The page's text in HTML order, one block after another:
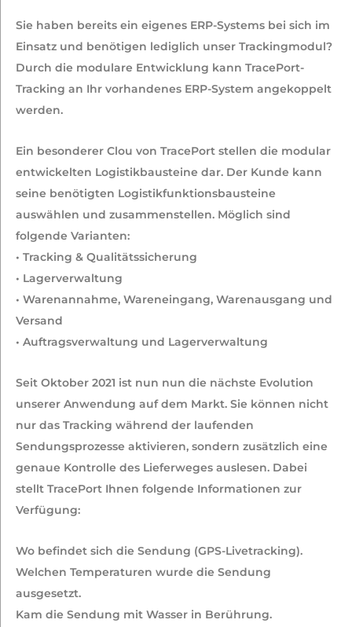
Sie haben bereits ein eigenes ERP-Systems bei sich im
Einsatz und benötigen lediglich unser Trackingmodul?
Durch die modulare Entwicklung kann TracePort-
Tracking an Ihr vorhandenes ERP-System angekoppelt
werden.
Ein besonderer Clou von TracePort stellen die modular
entwickelten Logistikbausteine dar. Der Kunde kann
seine benötigten Logistikfunktionsbausteine
auswählen und zusammenstellen. Möglich sind
folgende Varianten:
• Tracking & Qualitätssicherung
• Lagerverwaltung
• Warenannahme, Wareneingang, Warenausgang und
Versand
• Auftragsverwaltung und Lagerverwaltung
Seit Oktober 2021 ist nun nun die nächste Evolution
unserer Anwendung auf dem Markt. Sie können nicht
nur das Tracking während der laufenden
Sendungsprozesse aktivieren, sondern zusätzlich eine
genaue Kontrolle des Lieferweges auslesen. Dabei
stellt TracePort Ihnen folgende Informationen zur
Verfügung:
Wo befindet sich die Sendung (GPS-Livetracking).
Welchen Temperaturen wurde die Sendung
ausgesetzt.
Kam die Sendung mit Wasser in Berührung.